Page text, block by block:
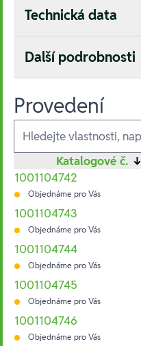
Technická data
Další podrobnosti
Provedení
Ausführungen
Katalogové č. ↓
1001104742
Objednáme pro Vás
1001104743
Objednáme pro Vás
1001104744
Objednáme pro Vás
1001104745
Objednáme pro Vás
1001104746
Objednáme pro Vás